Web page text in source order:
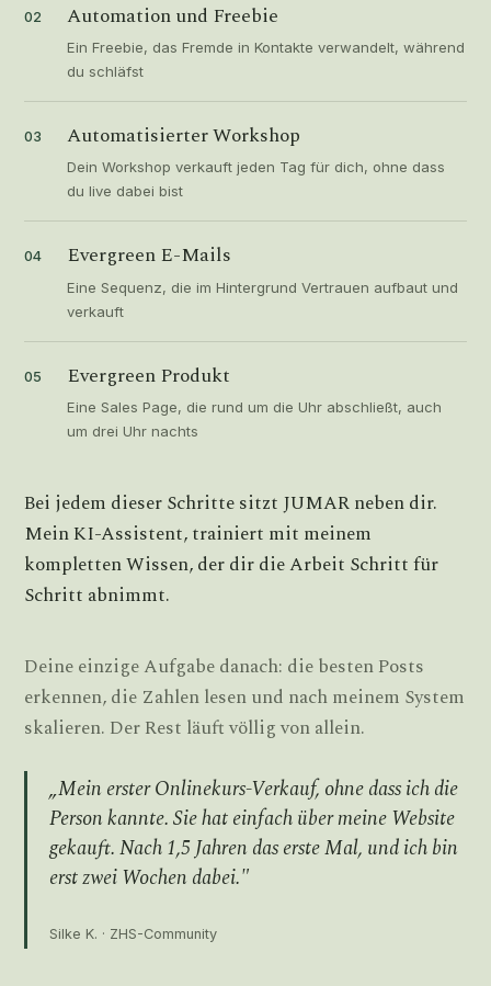
02 Automation und Freebie
Ein Freebie, das Fremde in Kontakte verwandelt, während
du schläfst
03 Automatisierter Workshop
Dein Workshop verkauft jeden Tag für dich, ohne dass
du live dabei bist
04 Evergreen E-Mails
Eine Sequenz, die im Hintergrund Vertrauen aufbaut und
verkauft
05 Evergreen Produkt
Eine Sales Page, die rund um die Uhr abschließt, auch
um drei Uhr nachts
Bei jedem dieser Schritte sitzt JUMAR neben dir.
Mein KI-Assistent, trainiert mit meinem
kompletten Wissen, der dir die Arbeit Schritt für
Schritt abnimmt.
Deine einzige Aufgabe danach: die besten Posts
erkennen, die Zahlen lesen und nach meinem System
skalieren. Der Rest läuft völlig von allein.
„Mein erster Onlinekurs-Verkauf, ohne dass ich die
Person kannte. Sie hat einfach über meine Website
gekauft. Nach 1,5 Jahren das erste Mal, und ich bin
erst zwei Wochen dabei."
Silke K. · ZHS-Community